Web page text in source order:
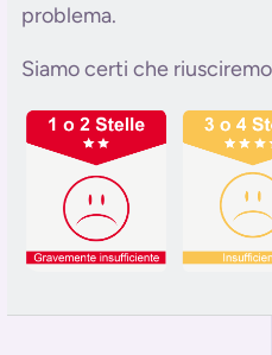
problema.
Siamo certi che